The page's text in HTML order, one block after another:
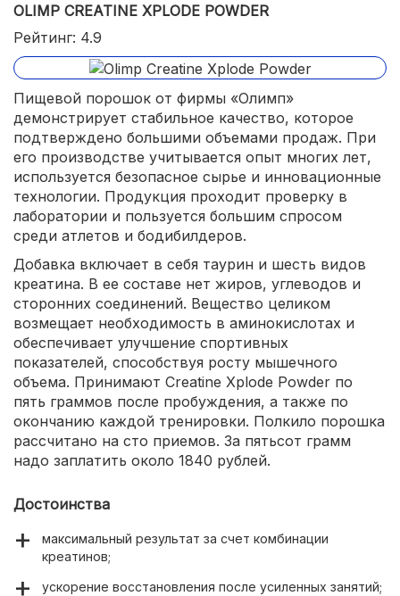
OLIMP CREATINE XPLODE POWDER
Рейтинг: 4.9
Пищевой порошок от фирмы «Олимп»
демонстрирует стабильное качество, которое
подтверждено большими объемами продаж. При
его производстве учитывается опыт многих лет,
используется безопасное сырье и инновационные
технологии. Продукция проходит проверку в
лаборатории и пользуется большим спросом
среди атлетов и бодибилдеров.
Добавка включает в себя таурин и шесть видов
креатина. В ее составе нет жиров, углеводов и
сторонних соединений. Вещество целиком
возмещает необходимость в аминокислотах и
обеспечивает улучшение спортивных
показателей, способствуя росту мышечного
объема. Принимают Creatine Xplode Powder по
пять граммов после пробуждения, а также по
окончанию каждой тренировки. Полкило порошка
рассчитано на сто приемов. За пятьсот грамм
надо заплатить около 1840 рублей.
Достоинства
максимальный результат за счет комбинации
креатинов;
ускорение восстановления после усиленных занятий;